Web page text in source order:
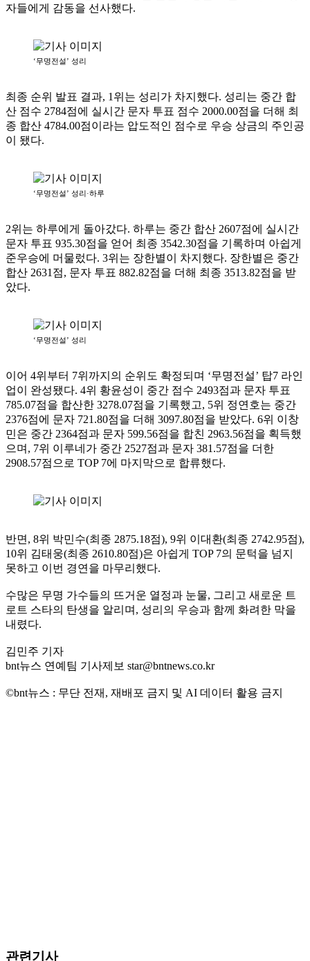
자들에게 감동을 선사했다.
‘무명전설’ 성리
최종 순위 발표 결과, 1위는 성리가 차지했다. 성리는 중간 합
산 점수 2784점에 실시간 문자 투표 점수 2000.00점을 더해 최
종 합산 4784.00점이라는 압도적인 점수로 우승 상금의 주인공
이 됐다.
‘무명전설’ 성리·하루
2위는 하루에게 돌아갔다. 하루는 중간 합산 2607점에 실시간
문자 투표 935.30점을 얻어 최종 3542.30점을 기록하며 아쉽게
준우승에 머물렀다. 3위는 장한별이 차지했다. 장한별은 중간
합산 2631점, 문자 투표 882.82점을 더해 최종 3513.82점을 받
았다.
‘무명전설’ 성리
이어 4위부터 7위까지의 순위도 확정되며 ‘무명전설’ 탑7 라인
업이 완성됐다. 4위 황윤성이 중간 점수 2493점과 문자 투표
785.07점을 합산한 3278.07점을 기록했고, 5위 정연호는 중간
2376점에 문자 721.80점을 더해 3097.80점을 받았다. 6위 이창
민은 중간 2364점과 문자 599.56점을 합친 2963.56점을 획득했
으며, 7위 이루네가 중간 2527점과 문자 381.57점을 더한
2908.57점으로 TOP 7에 마지막으로 합류했다.
반면, 8위 박민수(최종 2875.18점), 9위 이대환(최종 2742.95점),
10위 김태웅(최종 2610.80점)은 아쉽게 TOP 7의 문턱을 넘지
못하고 이번 경연을 마무리했다.
수많은 무명 가수들의 뜨거운 열정과 눈물, 그리고 새로운 트
로트 스타의 탄생을 알리며, 성리의 우승과 함께 화려한 막을
내렸다.
김민주 기자
bnt뉴스 연예팀 기사제보 star@bntnews.co.kr
©bnt뉴스 : 무단 전재, 재배포 금지 및 AI 데이터 활용 금지
관련기사